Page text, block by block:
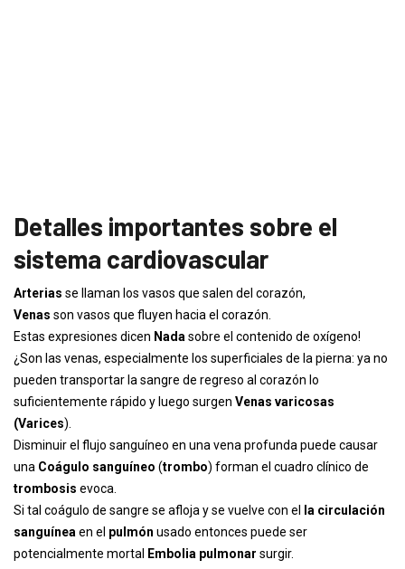
Detalles importantes sobre el
sistema cardiovascular
Arterias se llaman los vasos que salen del corazón,
Venas son vasos que fluyen hacia el corazón.
Estas expresiones dicen Nada sobre el contenido de oxígeno!
¿Son las venas, especialmente los superficiales de la pierna: ya no
pueden transportar la sangre de regreso al corazón lo
suficientemente rápido y luego surgen Venas varicosas
(Varices).
Disminuir el flujo sanguíneo en una vena profunda puede causar
una Coágulo sanguíneo (trombo) forman el cuadro clínico de
trombosis evoca.
Si tal coágulo de sangre se afloja y se vuelve con el
la circulación
sanguínea en el pulmón usado entonces puede ser
potencialmente mortal
Embolia pulmonar surgir.